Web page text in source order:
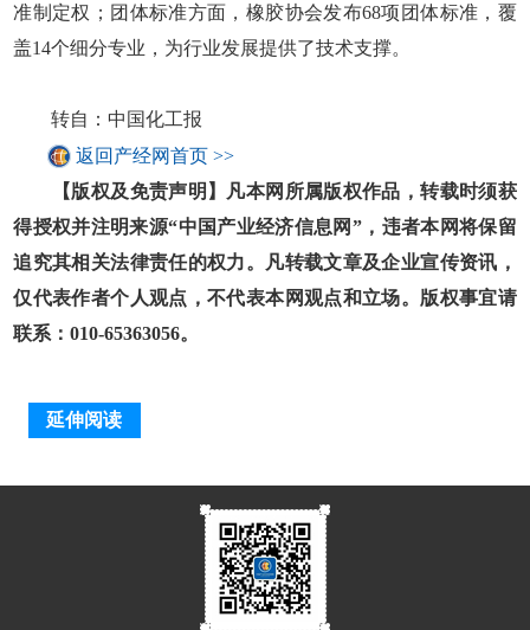
准制定权；团体标准方面，橡胶协会发布68项团体标准，覆
盖14个细分专业，为行业发展提供了技术支撑。
转自：中国化工报
返回产经网首页 >>
【版权及免责声明】凡本网所属版权作品，转载时须获
得授权并注明来源“中国产业经济信息网”，违者本网将保留
追究其相关法律责任的权力。凡转载文章及企业宣传资讯，
仅代表作者个人观点，不代表本网观点和立场。版权事宜请
联系：010-65363056。
延伸阅读